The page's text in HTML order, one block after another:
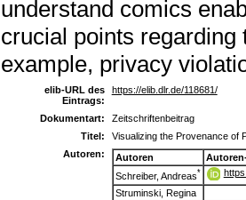
understand comics
crucial points regarding
example, privacy
elib-URL des
Eintrags:
https://elib.dlr.de/118681/
Dokumentart:
Zeitschriftenbeitrag
Titel:
Visualizing the Provenance of
Autoren:
Autoren
Schreiber, Andreas*
Struminski, Regina